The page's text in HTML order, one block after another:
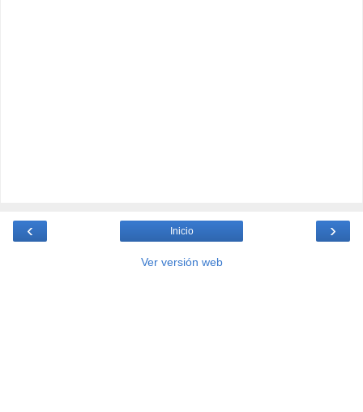
‹ ›
Inicio
Ver versión web